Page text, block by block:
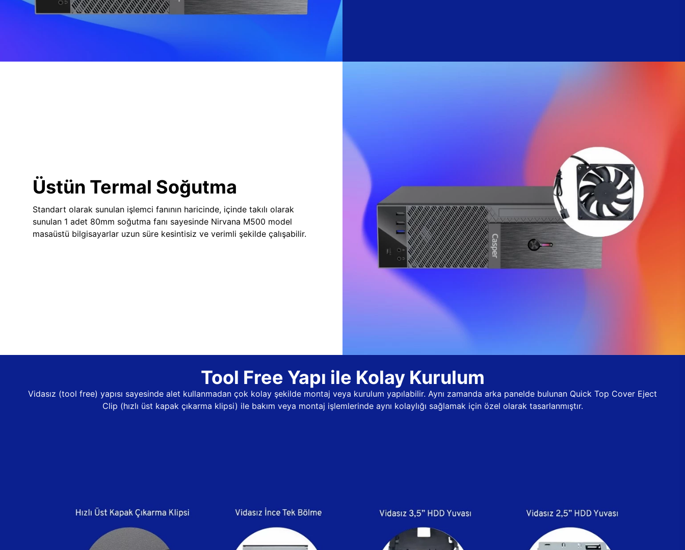
Üstün Termal Soğutma
Standart olarak sunulan işlemci fanının haricinde, içinde takılı olarak
sunulan 1 adet 80mm soğutma fanı sayesinde Nirvana M500 model
masaüstü bilgisayarlar uzun süre kesintisiz ve verimli şekilde çalışabilir.
Tool Free Yapı ile Kolay Kurulum
Vidasız (tool free) yapısı sayesinde alet kullanmadan çok kolay şekilde montaj veya kurulum yapılabilir. Aynı zamanda arka panelde bulunan Quick Top Cover Eject
Clip (hızlı üst kapak çıkarma klipsi) ile bakım veya montaj işlemlerinde aynı kolaylığı sağlamak için özel olarak tasarlanmıştır.